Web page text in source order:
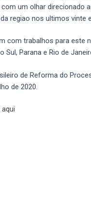
um olhar direcionado
regiao nos ultimos vinte
com trabalhos para este
Sul, Parana e Rio de
de Reforma do
de 2020.
aqui